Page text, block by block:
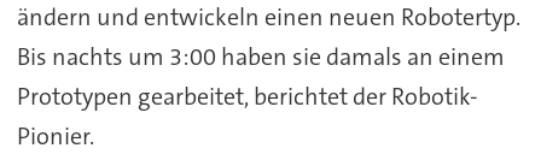
ändern und entwickeln einen neuen Robotertyp.
Bis nachts um 3:00 haben sie damals an einem
Prototypen gearbeitet, berichtet der Robotik-
Pionier.